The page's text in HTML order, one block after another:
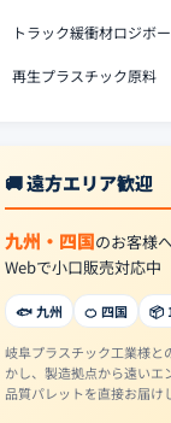
トラック緩衝材ロジボ
再生プラスチック原料
🚚 遠方エリア歓迎
九州・四国のお客様
Webで小口販売対応中
🐟 九州 🍊 四国 📦
岐阜プラスチック工業様と
かし、製造拠点から遠いエ
品質パレットを直接お届け